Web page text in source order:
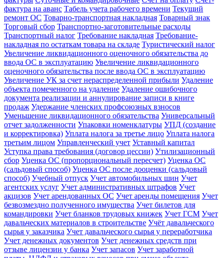
фактура на аванс Табель учета рабочего времени Текущий
ремонт ОС Товарно-транспортная накладная Товарный знак
Торговый сбор Транспортно-заготовительные расходы
Транспортный налог Требование накладная Требование-
накладная по остаткам товара на складе Туристический налог
Увеличение ликвидационного оценочного обязательства до
ввода ОС в эксплуатацию Увеличение ликвидационного
оценочного обязательства после ввода ОС в эксплуатацию
Увеличение УК за счет нераспределенной прибыли Удаление
объекта помеченного на удаление Удаление ошибочного
документа реализации и аннулирование записи в книге
продаж Удержание членских профсоюзных взносов
Уменьшение ликвидационного обязательства Универсальный
отчет задолженности Упаковки номенклатуры УПД (создание
и корректировка) Уплата налога за третье лицо Уплата налога
третьим лицом Управленческий учет Уставный капитал
Уступка права требования (договор цессии) Утилизационный
сбор Уценка ОС (пропорциональный пересчет) Уценка ОС
(сальдовый способ) Уценка ОС после дооценки (сальдовый
способ) Учебный отпуск Учет автомобильных шин Учет
агентских услуг Учет административных штрафов Учет
акцизов Учет арендованных ОС Учет аренды помещения Учет
безвозмездно полученного имущества Учет билетов для
командировки Учет бланков трудовых книжек Учет ГСМ Учет
давальческих материалов в строительстве Учёт давальческого
сырья у заказчика Учет давальческого сырья у переработчика
Учет денежных документов Учет денежных средств при
отзыве лицензии у банка Учет запасов Учет заработной